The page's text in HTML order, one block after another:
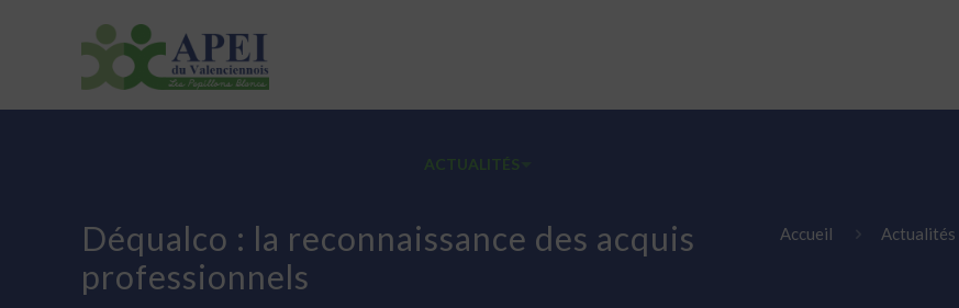
ACTUALITÉS
Déqualco : la reconnaissance des acquis
professionnels
Accueil Actualités